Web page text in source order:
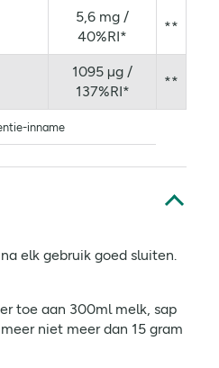
5,6 mg /
40%RI*
**
1095 µg /
137%RI*
**
inname
elk gebruik goed sluiten.
toe aan 300ml melk, sap
niet meer dan 15 gram